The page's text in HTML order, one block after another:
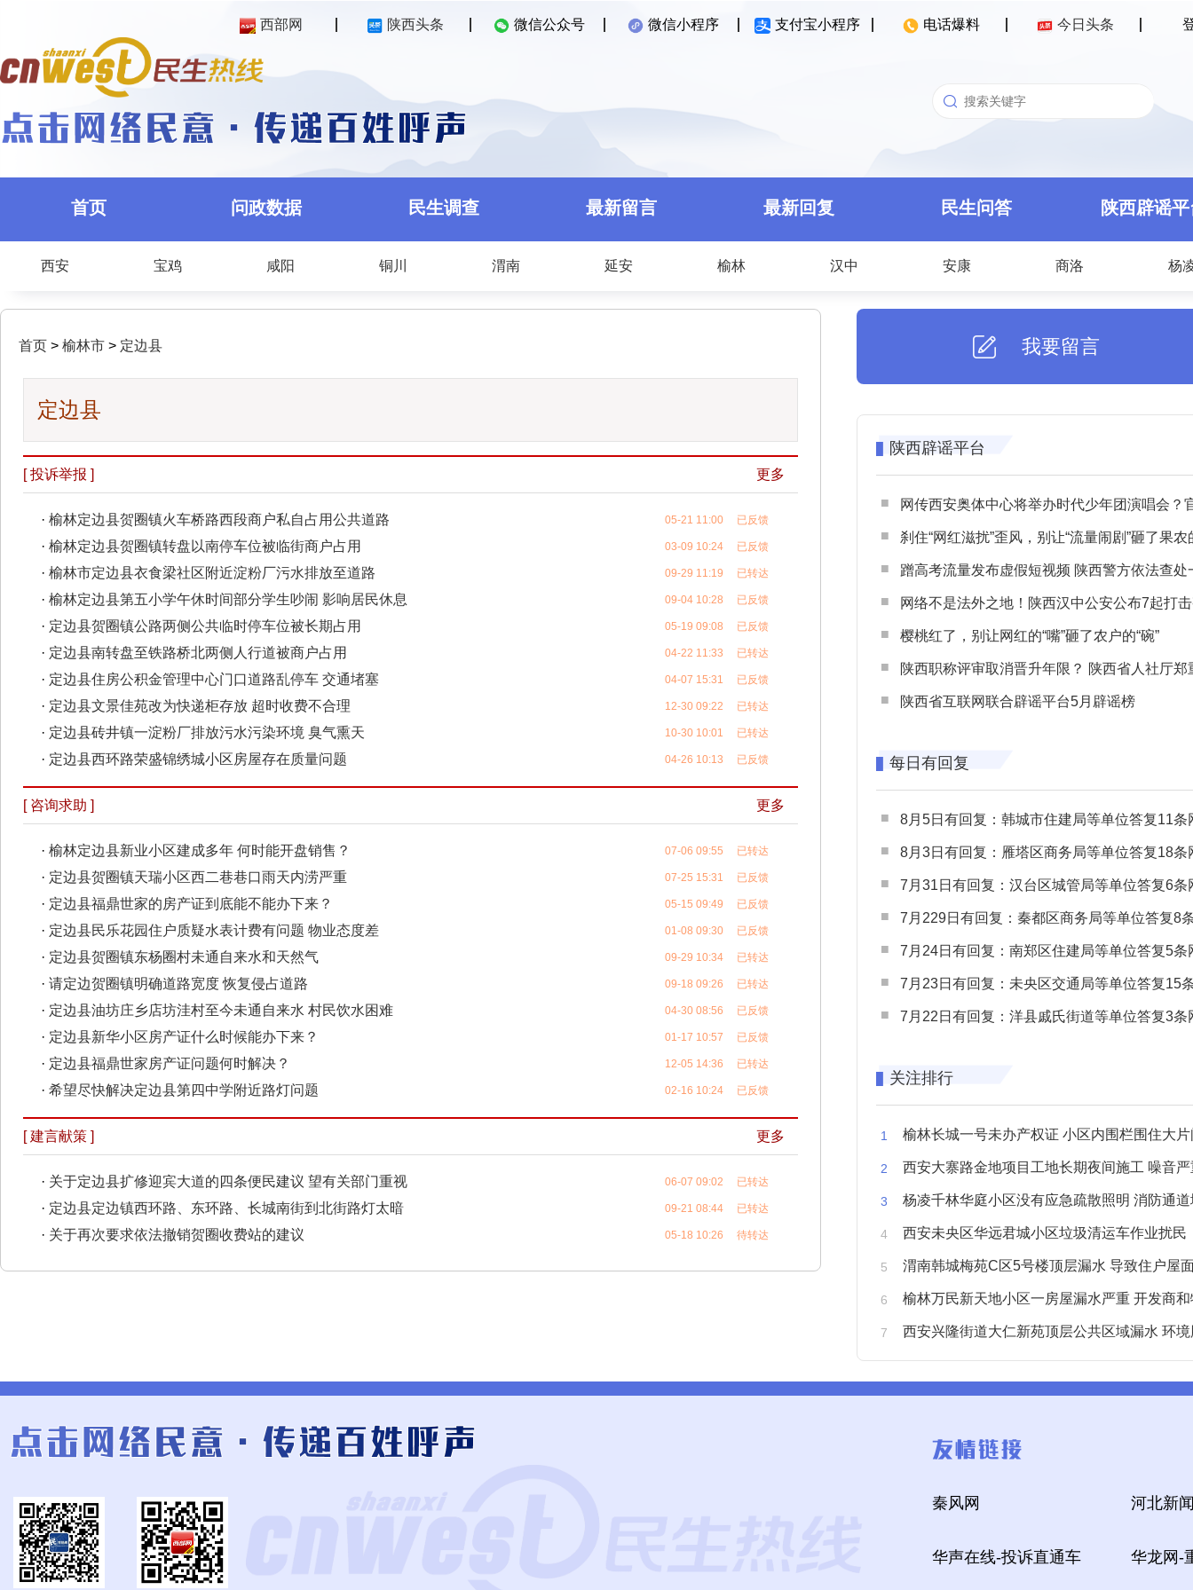
西部网 陕西头条 微信公众号 微信小程序 支付宝小程序 电话爆料 今日头条
首页 问政数据 民生调查 最新留言 最新回复 民生问答 陕西辟谣
西安 宝鸡 咸阳 铜川 渭南 延安 榆林 汉中 安康 商洛 杨
首页 > 榆林市 > 定边县
定边县
[ 投诉举报 ] 更多
· 榆林定边县贺圈镇火车桥路西段商户私自占用公共道路 05-21 11:00 已反馈
· 榆林定边县贺圈镇转盘以南停车位被临街商户占用 03-09 10:24 已反馈
· 榆林市定边县衣食梁社区附近淀粉厂污水排放至道路 09-29 11:19 已转达
· 榆林定边县第五小学午休时间部分学生吵闹 影响居民休息 09-04 10:28 已反馈
· 定边县贺圈镇公路两侧公共临时停车位被长期占用 05-19 09:08 已反馈
· 定边县南转盘至铁路桥北两侧人行道被商户占用 04-22 11:33 已转达
· 定边县住房公积金管理中心门口道路乱停车 交通堵塞 04-07 15:31 已反馈
· 定边县文景佳苑改为快递柜存放 超时收费不合理 12-30 09:22 已转达
· 定边县砖井镇一淀粉厂排放污水污染环境 臭气熏天 10-30 10:01 已转达
· 定边县西环路荣盛锦绣城小区房屋存在质量问题 04-26 10:13 已反馈
[ 咨询求助 ] 更多
· 榆林定边县新业小区建成多年 何时能开盘销售？ 07-06 09:55 已转达
· 定边县贺圈镇天瑞小区西二巷巷口雨天内涝严重 07-25 15:31 已反馈
· 定边县福鼎世家的房产证到底能不能办下来？ 05-15 09:49 已反馈
· 定边县民乐花园住户质疑水表计费有问题 物业态度差 01-08 09:30 已反馈
· 定边县贺圈镇东杨圈村未通自来水和天然气 09-29 10:34 已转达
· 请定边贺圈镇明确道路宽度 恢复侵占道路 09-18 09:26 已转达
· 定边县油坊庄乡店坊洼村至今未通自来水 村民饮水困难 04-30 08:56 已反馈
· 定边县新华小区房产证什么时候能办下来？ 01-17 10:57 已反馈
· 定边县福鼎世家房产证问题何时解决？ 12-05 14:36 已转达
· 希望尽快解决定边县第四中学附近路灯问题 02-16 10:24 已反馈
[ 建言献策 ] 更多
· 关于定边县扩修迎宾大道的四条便民建议 望有关部门重视 06-07 09:02 已转达
· 定边县定边镇西环路、东环路、长城南街到北街路灯太暗 09-21 08:44 已转达
· 关于再次要求依法撤销贺圈收费站的建议 05-18 10:26 待转达
我要留言
陕西辟谣平台
网传西安奥体中心将举办时代少年团演唱会？官方回应：纯
刹住“网红滋扰”歪风，别让“流量闹剧”砸了果农
蹭高考流量发布虚假短视频 陕西警方依法查处一起涉高考网络
网络不是法外之地！陕西汉中公安公布7起打击整治网谣网暴典型
樱桃红了，别让网红的“嘴”砸了农户的“碗”
陕西职称评审取消晋升年限？ 陕西省人社厅郑重声明 谨防职称评审不实言
陕西省互联网联合辟谣平台5月辟谣榜
每日有回复
8月5日有回复：韩城市住建局等单位答复11条网民
8月3日有回复：雁塔区商务局等单位答复18条网民
7月31日有回复：汉台区城管局等单位答复6条网民
7月229日有回复：秦都区商务局等单位答复8条网民
7月24日有回复：南郑区住建局等单位答复5条网民
7月23日有回复：未央区交通局等单位答复15条网民
7月22日有回复：洋县戚氏街道等单位答复3条网民
关注排行
榆林长城一号未办产权证 小区内围栏围住大片闲置
西安大寨路金地项目工地长期夜间施工 噪音严重
杨凌千林华庭小区没有应急疏散照明 消防通
西安未央区华远君城小区垃圾清运车作业扰民
渭南韩城梅苑C区5号楼顶层漏水 导致住户屋面被
榆林万民新天地小区一房屋漏水严重 开发商和物业不予
西安兴隆街道大仁新苑顶层公共区域漏水 环
秦风网 河北新
华声在线-投诉直通车 华龙网-